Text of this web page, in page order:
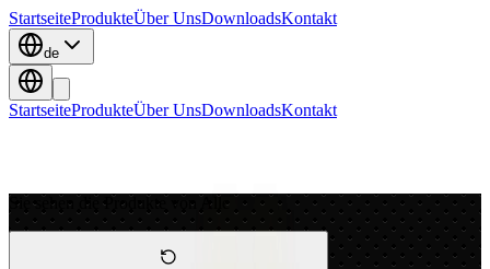
StartseiteProdukteÜber UnsDownloadsKontakt
de
StartseiteProdukteÜber UnsDownloadsKontakt
Sie sehen die Produkte von Alle